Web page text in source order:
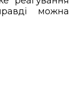
можна